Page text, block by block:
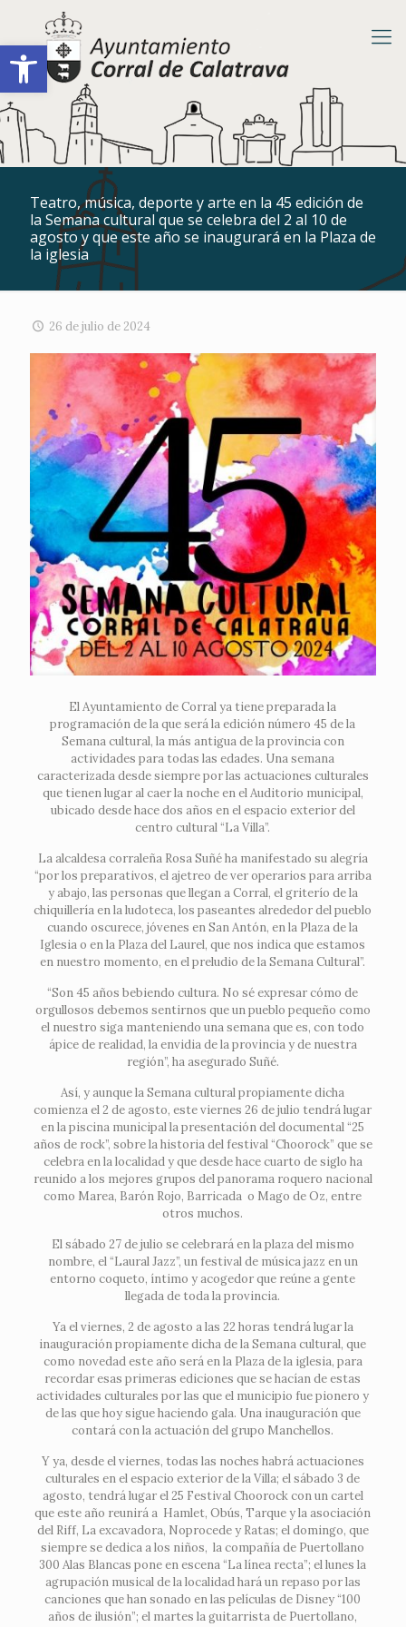
Abrir barra de herramientas
Teatro, música, deporte y arte en la 45 edición de
la Semana cultural que se celebra del 2 al 10 de
agosto y que este año se inaugurará en la Plaza de
la iglesia
26 de julio de 2024
El Ayuntamiento de Corral ya tiene preparada la
programación de la que será la edición número 45 de la
Semana cultural, la más antigua de la provincia con
actividades para todas las edades. Una semana
caracterizada desde siempre por las actuaciones culturales
que tienen lugar al caer la noche en el Auditorio municipal,
ubicado desde hace dos años en el espacio exterior del
centro cultural “La Villa”.
La alcaldesa corraleña Rosa Suñé ha manifestado su alegría
“por los preparativos, el ajetreo de ver operarios para arriba
y abajo, las personas que llegan a Corral, el griterío de la
chiquillería en la ludoteca, los paseantes alrededor del pueblo
cuando oscurece, jóvenes en San Antón, en la Plaza de la
Iglesia o en la Plaza del Laurel, que nos indica que estamos
en nuestro momento, en el preludio de la Semana Cultural”.
“Son 45 años bebiendo cultura. No sé expresar cómo de
orgullosos debemos sentirnos que un pueblo pequeño como
el nuestro siga manteniendo una semana que es, con todo
ápice de realidad, la envidia de la provincia y de nuestra
región”, ha asegurado Suñé.
Así, y aunque la Semana cultural propiamente dicha
comienza el 2 de agosto, este viernes 26 de julio tendrá lugar
en la piscina municipal la presentación del documental “25
años de rock”, sobre la historia del festival “Choorock” que se
celebra en la localidad y que desde hace cuarto de siglo ha
reunido a los mejores grupos del panorama roquero nacional
como Marea, Barón Rojo, Barricada o Mago de Oz, entre
otros muchos.
El sábado 27 de julio se celebrará en la plaza del mismo
nombre, el “Laural Jazz”, un festival de música jazz en un
entorno coqueto, íntimo y acogedor que reúne a gente
llegada de toda la provincia.
Ya el viernes, 2 de agosto a las 22 horas tendrá lugar la
inauguración propiamente dicha de la Semana cultural, que
como novedad este año será en la Plaza de la iglesia, para
recordar esas primeras ediciones que se hacían de estas
actividades culturales por las que el municipio fue pionero y
de las que hoy sigue haciendo gala. Una inauguración que
contará con la actuación del grupo Manchellos.
Y ya, desde el viernes, todas las noches habrá actuaciones
culturales en el espacio exterior de la Villa; el sábado 3 de
agosto, tendrá lugar el 25 Festival Choorock con un cartel
que este año reunirá a Hamlet, Obús, Tarque y la asociación
del Riff, La excavadora, Noprocede y Ratas; el domingo, que
siempre se dedica a los niños, la compañía de Puertollano
300 Alas Blancas pone en escena “La línea recta”; el lunes la
agrupación musical de la localidad hará un repaso por las
canciones que han sonado en las películas de Disney “100
años de ilusión”; el martes la guitarrista de Puertollano,